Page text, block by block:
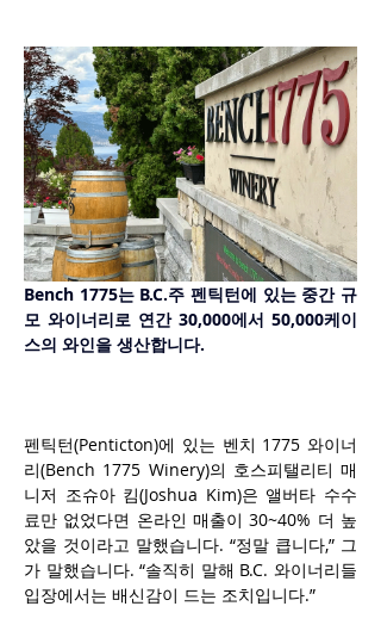
Bench 1775는 B.C.주 펜틱턴에 있는 중간 규
모 와이너리로 연간 30,000에서 50,000케이
스의 와인을 생산합니다.
펜틱턴(Penticton)에 있는 벤치 1775 와이너
리(Bench 1775 Winery)의 호스피탤리티 매
니저 조슈아 킴(Joshua Kim)은 앨버타 수수
료만 없었다면 온라인 매출이 30~40% 더 높
았을 것이라고 말했습니다. “정말 큽니다,” 그
가 말했습니다. “솔직히 말해 B.C. 와이너리들
입장에서는 배신감이 드는 조치입니다.”